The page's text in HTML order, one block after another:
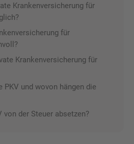
Krankenversicherung für
für
Krankenversicherung für
PKV und wovon hängen die
von der Steuer absetzen?